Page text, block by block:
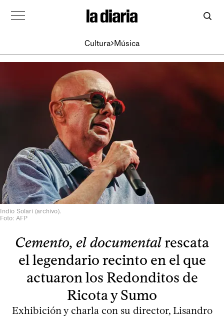
Cultura Música
Indio Solari (archivo).
Foto: AFP
Cemento, el documentalrescata
el legendario recinto en el que
actuaron los Redonditos de
Ricota y Sumo
Exhibición y charla con su director, Lisandro